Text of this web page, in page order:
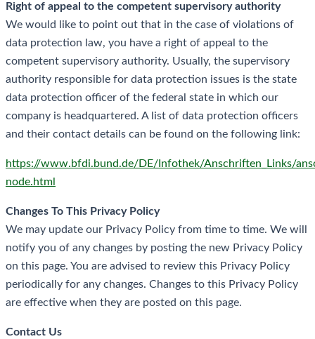
Right of appeal to the competent supervisory authority
We would like to point out that in the case of violations of
data protection law, you have a right of appeal to the
competent supervisory authority. Usually, the supervisory
authority responsible for data protection issues is the state
data protection officer of the federal state in which our
company is headquartered. A list of data protection officers
and their contact details can be found on the following link:
https://www.bfdi.bund.de/DE/Infothek/Anschriften_Links/
node.html
Changes To This Privacy Policy
We may update our Privacy Policy from time to time. We will
notify you of any changes by posting the new Privacy Policy
on this page. You are advised to review this Privacy Policy
periodically for any changes. Changes to this Privacy Policy
are effective when they are posted on this page.
Contact Us